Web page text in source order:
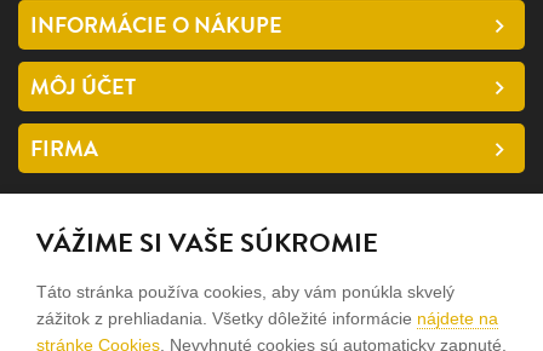
INFORMÁCIE O NÁKUPE
MÔJ ÚČET
FIRMA
SLEDUJTE NÁS
facebook
instagram
VÁŽIME SI VAŠE SÚKROMIE
Táto stránka používa cookies, aby vám ponúkla skvelý
zážitok z prehliadania. Všetky dôležité informácie nájdete na
stránke Cookies . Nevyhnuté cookies sú automaticky zapnuté.